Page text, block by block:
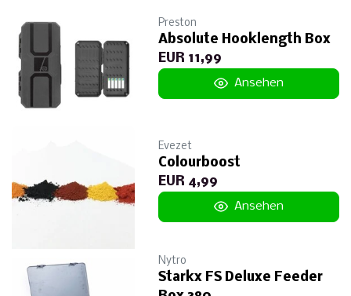
Preston
Absolute Hooklength Box
EUR 11,99
Ansehen
Evezet
Colourboost
EUR 4,99
Ansehen
Nytro
Starkx FS Deluxe Feeder